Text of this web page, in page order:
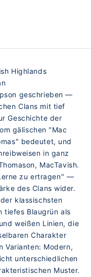
Highlands
geschrieben —
Clans mit tief
Geschichte der
gälischen "Mac
bedeutet, und
in ganz
MacTavish.
zu ertragen" —
des Clans wider.
klassischsten
tiefes Blaugrün als
weißen Linien, die
Charakter
Varianten: Modern,
unterschiedlichen
Muster.